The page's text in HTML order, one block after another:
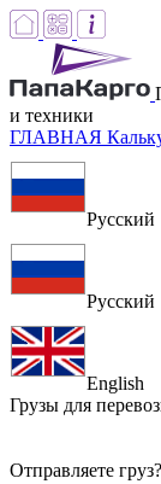
и техники
ГЛАВНАЯ
Русский
Русский
English
Грузы для
Отправляете